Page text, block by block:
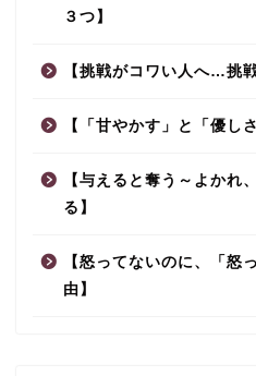
３つ】
【挑戦がコワい人へ…挑
【「甘やかす」と「優し
【与えると奪う～よかれ
る】
【怒ってないのに、「怒
由】